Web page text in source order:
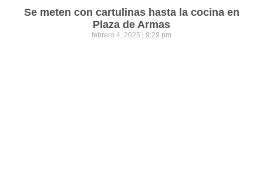
Se meten con cartulinas hasta la cocina en
Plaza de Armas
febrero 4, 2025 9:29 pm